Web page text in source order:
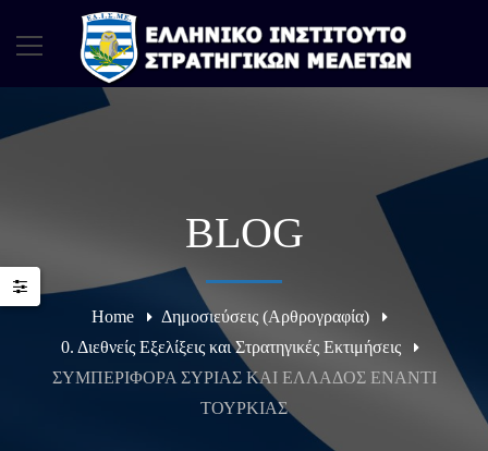
BLOG
Home
Δημοσιεύσεις (Αρθρογραφία)
0. Διεθνείς Εξελίξεις και Στρατηγικές Εκτιμήσεις
ΣΥΜΠΕΡΙΦΟΡΑ ΣΥΡΙΑΣ ΚΑΙ ΕΛΛΑΔΟΣ ΕΝΑΝΤΙ
ΤΟΥΡΚΙΑΣ